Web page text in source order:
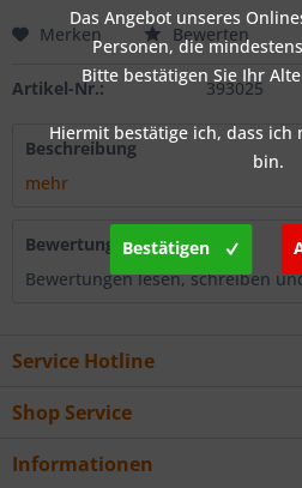
Merken Bewerten
Artikel-Nr.: 393025
Beschreibung
mehr
Bewertungen
0
Bewertungen lesen, schreiben
Service Hotline
Shop Service
Informationen
Das Angebot unseres
Personen, die
Bitte bestätigen Sie Ihr
Hiermit bestätige ich, dass ich
bin.
Bestätigen